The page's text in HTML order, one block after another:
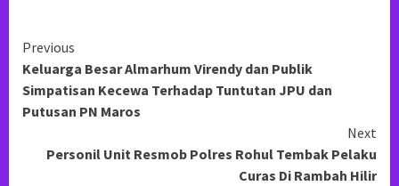
Continue
Reading
Previous
Keluarga Besar Almarhum Virendy dan Publik
Simpatisan Kecewa Terhadap Tuntutan JPU dan
Putusan PN Maros
Next
Personil Unit Resmob Polres Rohul Tembak Pelaku
Curas Di Rambah Hilir